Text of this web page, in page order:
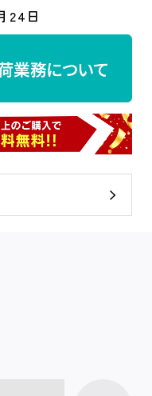
24日